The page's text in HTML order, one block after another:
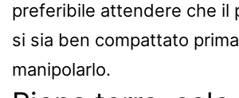
preferibile attendere che il
si sia ben compattato
manipolarlo.